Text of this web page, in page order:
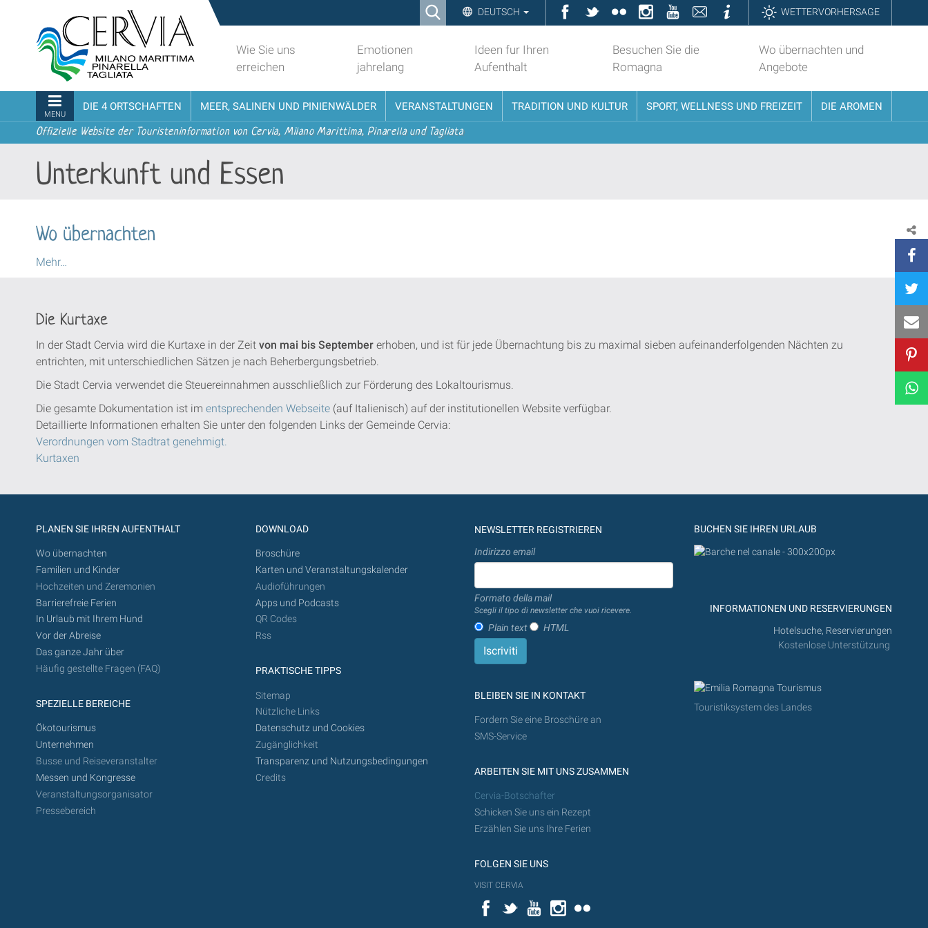
zur
Navigation
Ricerca DEUTSCH Facebook
TwitterFlickrInstagramYouTubeContattiInformazioniWETTERVORHERSAGE
turistico
ufficiale
Cervia,
Milano
Marittima,
Pinarella,
Tagliata
Wie Sie uns
erreichen
Emotionen
jahrelang
Ideen fur Ihren
Aufenthalt
Besuchen Sie die
Romagna
Wo übernachten und
Angebote
MENU
DIE 4 ORTSCHAFTEN MEER, SALINEN UND PINIENWÄLDER VERANSTALTUNGEN TRADITION UND KULTUR SPORT, WELLNESS UND FREIZEIT DIE AROMEN
Offizielle Website der Touristeninformation von Cervia, Milano Marittima, Pinarella und Tagliata
Unterkunft und Essen
Wo übernachten
Wo
Mehr…
Die Kurtaxe
In der Stadt Cervia wird die Kurtaxe in der Zeit von mai bis September erhoben, und ist für jede Übernachtung bis zu maximal sieben aufeinanderfolgenden Nächten zu
entrichten, mit unterschiedlichen Sätzen je nach Beherbergungsbetrieb.
Die Stadt Cervia verwendet die Steuereinnahmen ausschließlich zur Förderung des Lokaltourismus.
Die gesamte Dokumentation ist im entsprechenden Webseite (auf Italienisch) auf der institutionellen Website verfügbar.
Detaillierte Informationen erhalten Sie unter den folgenden Links der Gemeinde Cervia:
Verordnungen vom Stadtrat genehmigt.
Kurtaxen
PLANEN SIE IHREN AUFENTHALT
Wo übernachten
Familien und Kinder
Hochzeiten und Zeremonien
Barrierefreie Ferien
In Urlaub mit Ihrem Hund
Vor der Abreise
Das ganze Jahr über
Häufig gestellte Fragen (FAQ)
SPEZIELLE BEREICHE
Ökotourismus
Unternehmen
Busse und Reiseveranstalter
Messen und Kongresse
Veranstaltungsorganisator
Pressebereich
DOWNLOAD
Broschüre
Karten und Veranstaltungskalender
Audioführungen
Apps und Podcasts
QR Codes
Rss
PRAKTISCHE TIPPS
Sitemap
Nützliche Links
Datenschutz und Cookies
Zugänglichkeit
Transparenz und Nutzungsbedingungen
Credits
NEWSLETTER REGISTRIEREN
Indirizzo email
Formato della mail
Scegli il tipo di newsletter che vuoi ricevere.
Plain text HTML
BLEIBEN SIE IN KONTAKT
Fordern Sie eine Broschüre an
SMS-Service
ARBEITEN SIE MIT UNS ZUSAMMEN
Cervia-Botschafter
Schicken Sie uns ein Rezept
Erzählen Sie uns Ihre Ferien
FOLGEN SIE UNS
VISIT CERVIA
FacebookTwitterYouTubeInstagram
BUCHEN SIE IHREN URLAUB
INFORMATIONEN UND RESERVIERUNGEN
Hotelsuche, Reservierungen
Kostenlose Unterstützung
Touristiksystem des Landes